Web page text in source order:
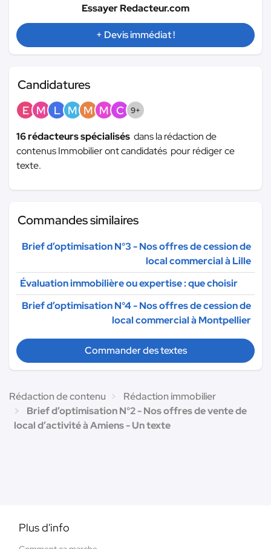
Essayer Redacteur.com
+ Devis immédiat !
Candidatures
E M L M M M C 9+
16 rédacteurs spécialisés dans la rédaction de
contenus Immobilier ont candidatés pour rédiger ce
texte.
Commandes similaires
Brief d’optimisation N°3 - Nos offres de cession de
local commercial à Lille
Évaluation immobilière ou expertise : que choisir
Brief d’optimisation N°4 - Nos offres de cession de
local commercial à Montpellier
Commander des textes
Rédaction de contenu
Rédaction immobilier
Brief d’optimisation N°2 - Nos offres de vente de
local d’activité à Amiens - Un texte
Plus d'info